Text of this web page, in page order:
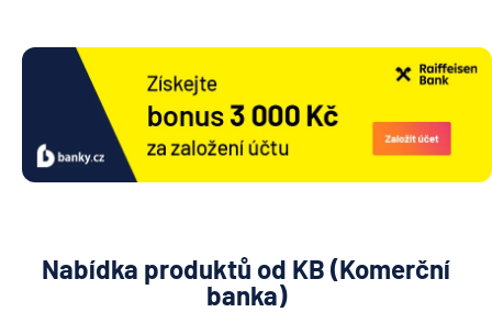
Nabídka produktů od KB (Komerční
banka)